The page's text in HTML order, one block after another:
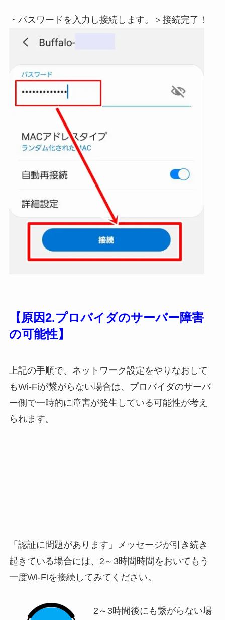
・パスワードを入力し接続します。＞接続完了！
【原因2.プロバイダのサーバー障害
の可能性】
上記の手順で、ネットワーク設定をやりなおして
もWi-Fiが繋がらない場合は、プロバイダのサーバ
ー側で一時的に障害が発生している可能性が考え
られます。
「認証に問題があります」メッセージが引き続き
起きている場合には、2～3時間時間をおいてもう
一度Wi-Fiを接続してみてください。
2～3時間後にも繋がらない場